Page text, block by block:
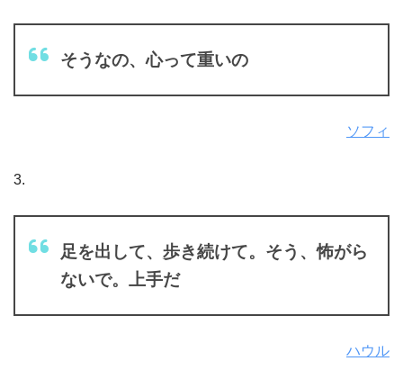
そうなの、心って重いの
ソフィ
3.
足を出して、歩き続けて。そう、怖がら
ないで。上手だ
ハウル